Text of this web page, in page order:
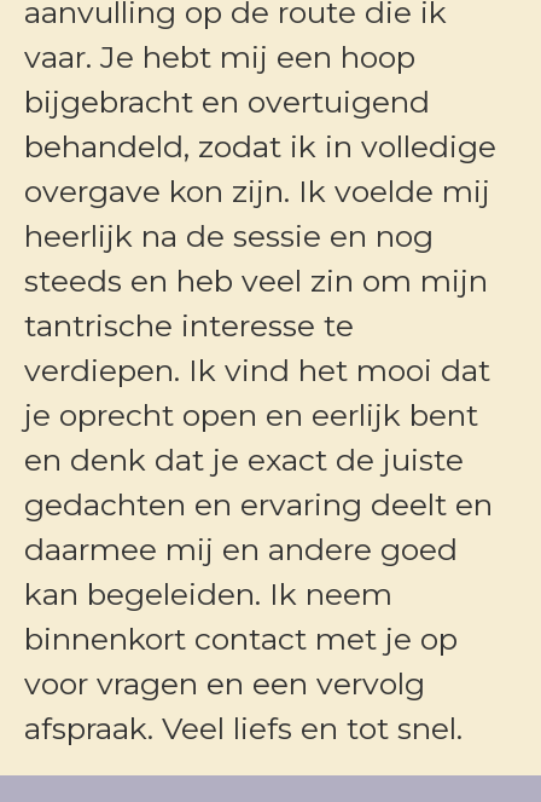
aanvulling op de route die ik
vaar. Je hebt mij een hoop
bijgebracht en overtuigend
behandeld, zodat ik in volledige
overgave kon zijn. Ik voelde mij
heerlijk na de sessie en nog
steeds en heb veel zin om mijn
tantrische interesse te
verdiepen. Ik vind het mooi dat
je oprecht open en eerlijk bent
en denk dat je exact de juiste
gedachten en ervaring deelt en
daarmee mij en andere goed
kan begeleiden. Ik neem
binnenkort contact met je op
voor vragen en een vervolg
afspraak. Veel liefs en tot snel.